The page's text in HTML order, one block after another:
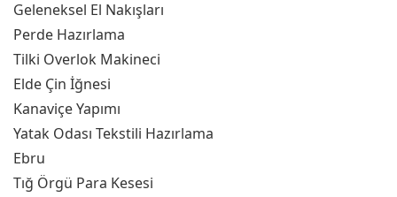
Geleneksel El Nakışları
Perde Hazırlama
Tilki Overlok Makineci
Elde Çin İğnesi
Kanaviçe Yapımı
Yatak Odası Tekstili Hazırlama
Ebru
Tığ Örgü Para Kesesi